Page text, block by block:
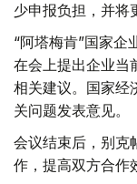
少申报负担，并将
“阿塔梅肯”国家企
在会上提出企业当
相关建议。国家经
关问题发表意见。
会议结束后，别克
作，提高双方合作